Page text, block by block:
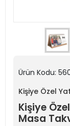
Ürün Kodu:
Kişiye Özel
Kişiye
Masa